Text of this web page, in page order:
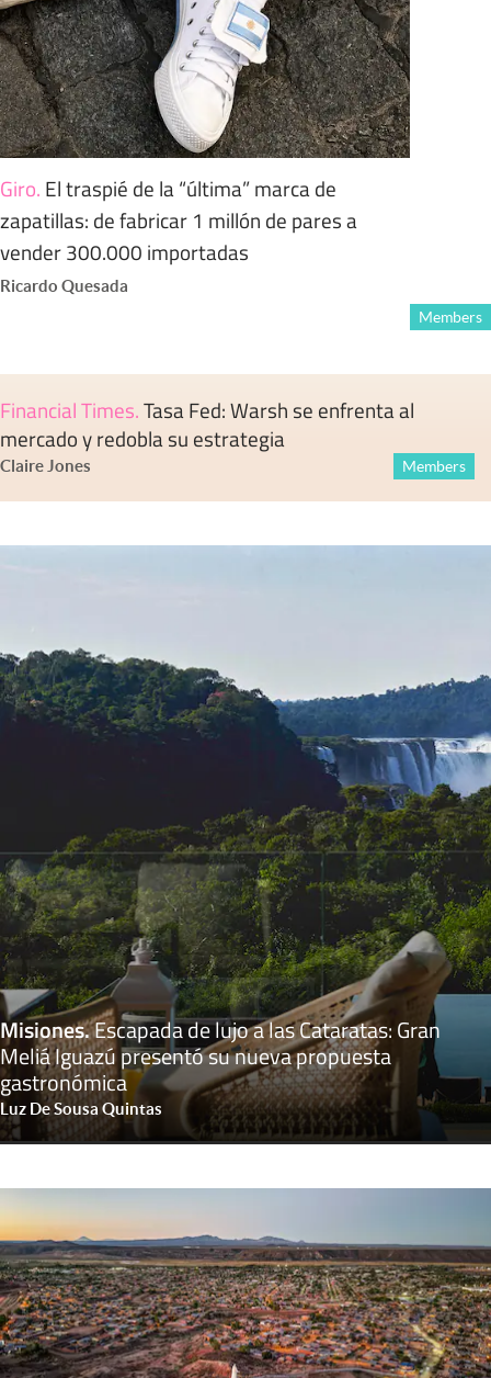
Giro. El traspié de la “última” marca de
zapatillas: de fabricar 1 millón de pares a
vender 300.000 importadas
Ricardo Quesada
Members
Financial Times.Tasa Fed: Warsh se enfrenta al
mercado y redobla su estrategia
Claire Jones Members
Misiones.Escapada de lujo a las Cataratas: Gran
Meliá Iguazú presentó su nueva propuesta
gastronómica
Luz De Sousa Quintas